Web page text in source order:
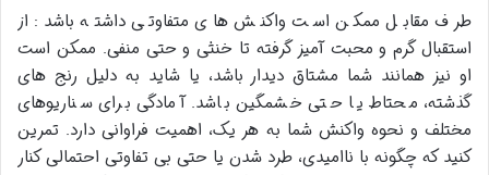
طرف مقابل ممکن است واکنش های متفاوتی داشته باشد: از
استقبال گرم و محبت آمیز گرفته تا خنثی و حتی منفی. ممکن است
او نیز همانند شما مشتاق دیدار باشد، یا شاید به دلیل رنج های
گذشته، محتاط یا حتی خشمگین باشد. آمادگی برای سناریوهای
مختلف و نحوه واکنش شما به هر یک، اهمیت فراوانی دارد. تمرین
کنید که چگونه با ناامیدی، طرد شدن یا حتی بی تفاوتی احتمالی کنار